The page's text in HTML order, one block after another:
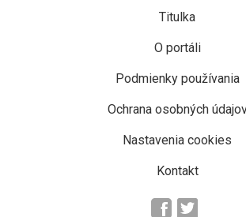
Titulka
O portáli
Podmienky používania
Ochrana osobných
Nastavenia cookies
Kontakt